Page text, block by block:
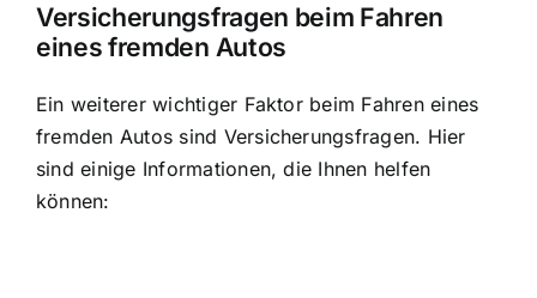
Versicherungsfragen beim Fahren
eines fremden Autos
Ein weiterer wichtiger Faktor beim Fahren eines
fremden Autos sind Versicherungsfragen. Hier
sind einige Informationen, die Ihnen helfen
können: